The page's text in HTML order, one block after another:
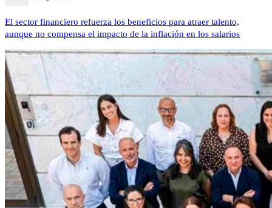
El sector financiero refuerza los beneficios para atraer talento,
aunque no compensa el impacto de la inflación en los salarios